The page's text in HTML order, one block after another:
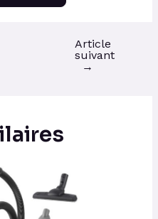
Article
suivant
→